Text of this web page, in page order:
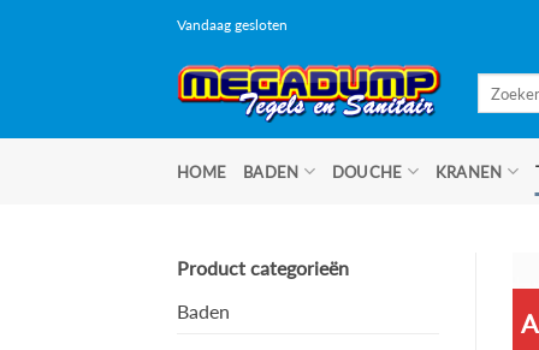
Vandaag gesloten
HOME BADEN DOUCHE KRANEN
Product categorieën
Baden